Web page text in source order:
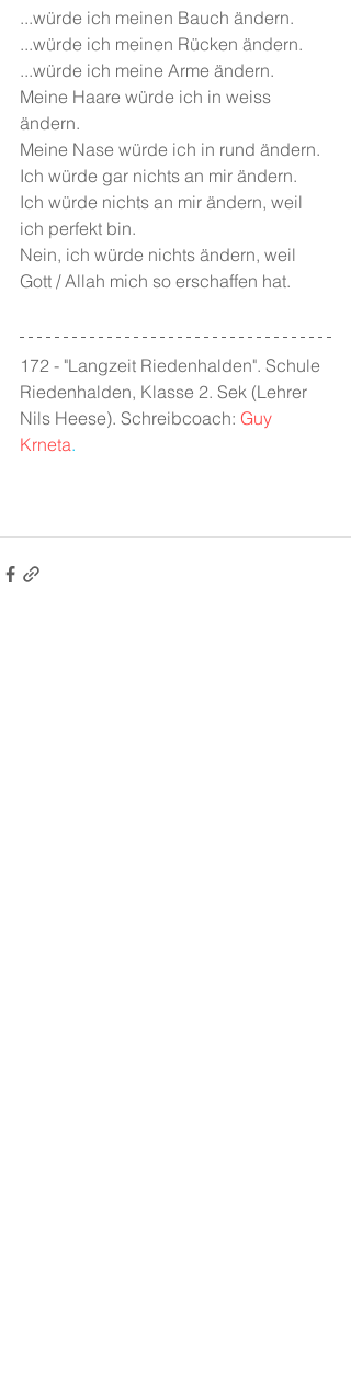
...würde ich meinen Bauch ändern.
...würde ich meinen Rücken ändern.
...würde ich meine Arme ändern.
Meine Haare würde ich in weiss
ändern.
Meine Nase würde ich in rund ändern.
Ich würde gar nichts an mir ändern.
Ich würde nichts an mir ändern, weil
ich perfekt bin.
Nein, ich würde nichts ändern, weil
Gott / Allah mich so erschaffen hat.
172 - "Langzeit Riedenhalden". Schule
Riedenhalden, Klasse 2. Sek (Lehrer
Nils Heese). Schreibcoach: Guy
Krneta.